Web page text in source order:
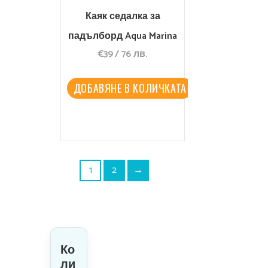
Каяк седалка за
падълборд Aqua Marina
€39/76лв.
ДОБАВЯНЕ В КОЛИЧКАТА
1 2 →
Ко